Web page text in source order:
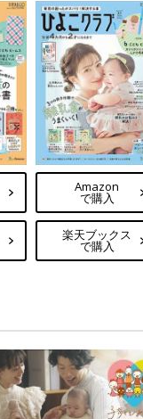
Amazon
で購入
楽天ブックス
で購入